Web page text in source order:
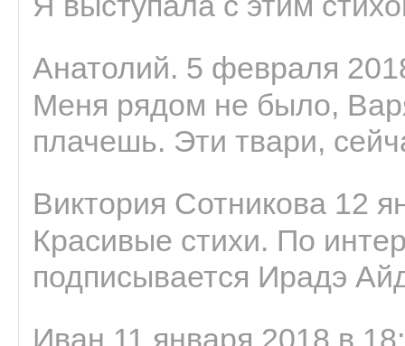
Анатолий. 5 февраля
Меня рядом не было,
плачешь. Эти твари,
Виктория Сотникова 12
Красивые стихи. По
подписывается Ирадэ
Иван 11 января 2018 в